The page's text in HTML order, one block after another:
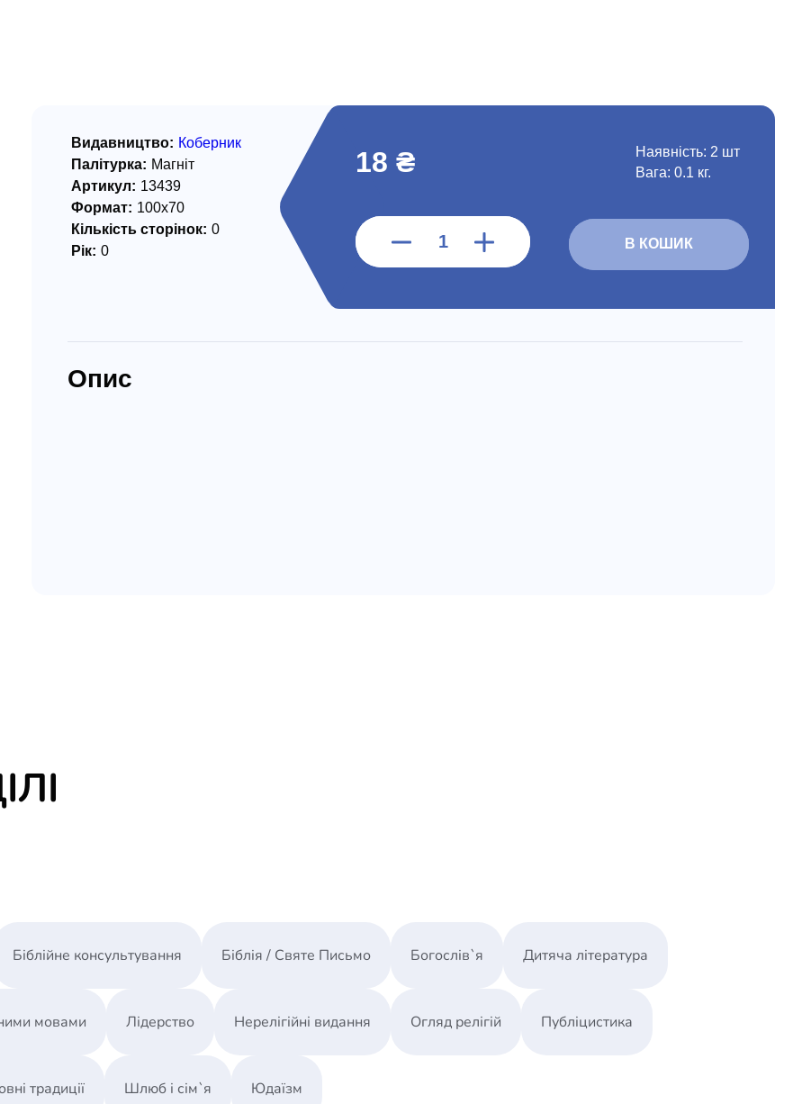
мовами
видання
традиції
Церкви
/ Харчування
18 ₴ Наявність: 2 шт
Вага: 0.1 кг.
В КОШИК
Видавництво: Коберник
Палітурка: Магніт
Артикул: 13439
Формат: 100х70
Кількість сторінок: 0
Рік: 0
Опис
Біблійне консультування Біблія / Святе Письмо Богослів`я Дитяча література
мовами Лідерство Нерелігійні видання Огляд релігій Публіцистика
традиції Шлюб і сім`я Юдаїзм